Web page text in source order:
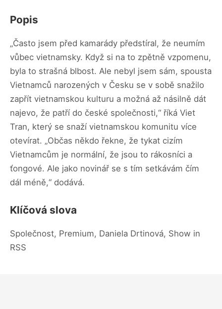
Popis
„Často jsem před kamarády předstíral, že neumím
vůbec vietnamsky. Když si na to zpětně vzpomenu,
byla to strašná blbost. Ale nebyl jsem sám, spousta
Vietnamců narozených v Česku se v sobě snažilo
zapřít vietnamskou kulturu a možná až násilně dát
najevo, že patří do české společnosti,“ říká Viet
Tran, který se snaží vietnamskou komunitu více
otevírat. „Občas někdo řekne, že tykat cizím
Vietnamcům je normální, že jsou to rákosníci a
ťongové. Ale jako novinář se s tím setkávám čím
dál méně,“ dodává.
Klíčová slova
Společnost, Premium, Daniela Drtinová, Show in
RSS